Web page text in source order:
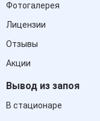
Фотогалерея
Лицензии
Отзывы
Акции
Вывод из запоя
В стационаре